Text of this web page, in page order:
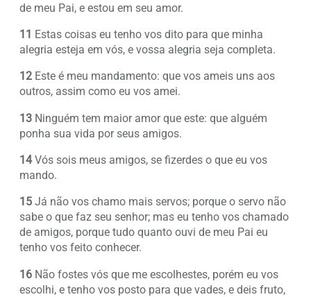
de meu Pai, e estou em seu amor.
11 Estas coisas eu tenho vos dito para que minha
alegria esteja em vós, e vossa alegria seja completa.
12 Este é meu mandamento: que vos ameis uns aos
outros, assim como eu vos amei.
13 Ninguém tem maior amor que este: que alguém
ponha sua vida por seus amigos.
14Vós sois meus amigos, se fizerdes o que eu vos
mando.
15 Já não vos chamo mais servos; porque o servo não
sabe o que faz seu senhor; mas eu tenho vos chamado
de amigos, porque tudo quanto ouvi de meu Pai eu
tenho vos feito conhecer.
16 Não fostes vós que me escolhestes, porém eu vos
escolhi, e tenho vos posto para que vades, e deis fruto,